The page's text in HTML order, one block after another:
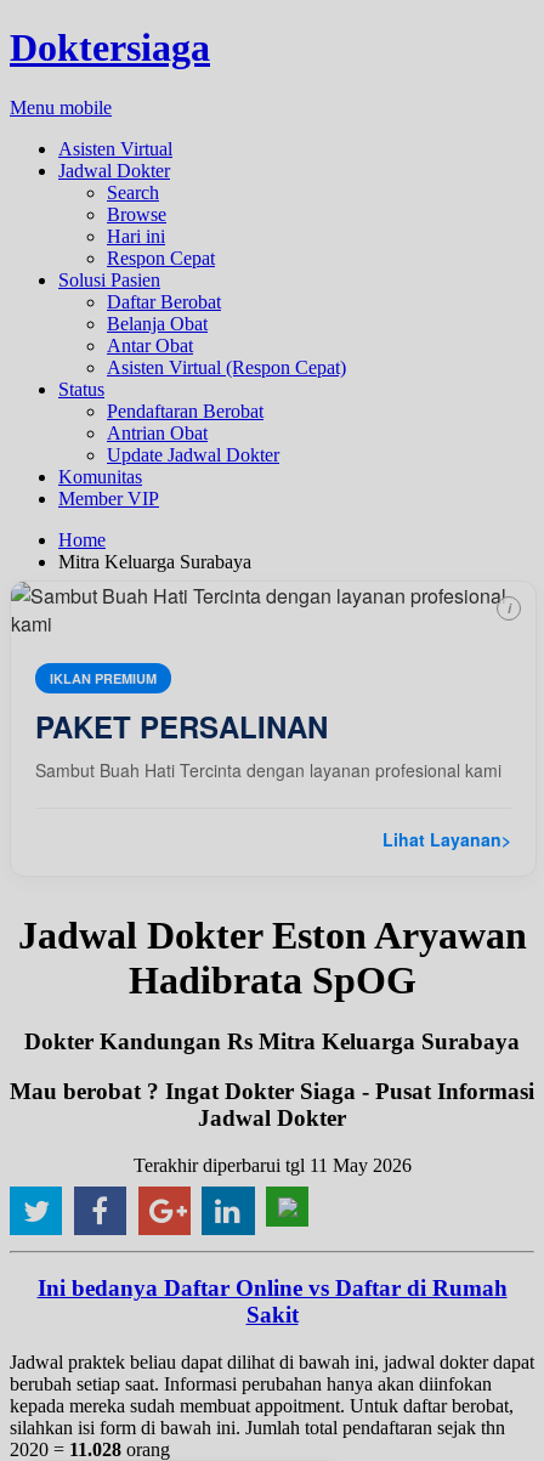
Doktersiaga
Menu mobile
Asisten Virtual
Jadwal Dokter
Search
Browse
Hari ini
Respon Cepat
Solusi Pasien
Daftar Berobat
Belanja Obat
Antar Obat
Asisten Virtual (Respon Cepat)
Status
Pendaftaran Berobat
Antrian Obat
Update Jadwal Dokter
Komunitas
Member VIP
Home
Mitra Keluarga Surabaya
IKLAN PREMIUM
PAKET PERSALINAN
Sambut Buah Hati Tercinta dengan layanan profesional kami
Lihat Layanan>
i
Jadwal Dokter Eston Aryawan
Hadibrata SpOG
Dokter Kandungan Rs Mitra Keluarga Surabaya
Mau berobat ? Ingat Dokter Siaga - Pusat Informasi
Jadwal Dokter
Terakhir diperbarui tgl 11 May 2026
Ini bedanya Daftar Online vs Daftar di Rumah
Sakit
Jadwal praktek beliau dapat dilihat di bawah ini, jadwal dokter dapat
berubah setiap saat. Informasi perubahan hanya akan diinfokan
kepada mereka sudah membuat appoitment. Untuk daftar berobat,
silahkan isi form di bawah ini. Jumlah total pendaftaran sejak thn
2020 = 11.028 orang